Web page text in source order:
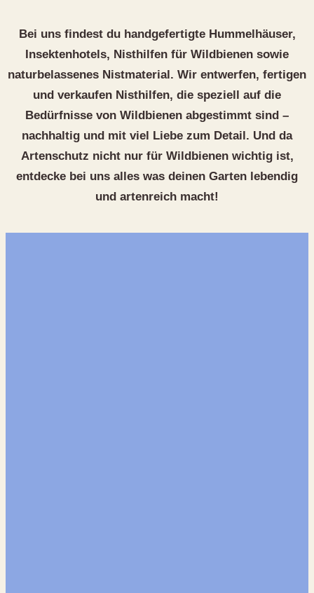
Bei uns findest du handgefertigte Hummelhäuser,
Insektenhotels, Nisthilfen für Wildbienen sowie
naturbelassenes Nistmaterial. Wir entwerfen, fertigen
und verkaufen Nisthilfen, die speziell auf die
Bedürfnisse von Wildbienen abgestimmt sind –
nachhaltig und mit viel Liebe zum Detail. Und da
Artenschutz nicht nur für Wildbienen wichtig ist,
entdecke bei uns alles was deinen Garten lebendig
und artenreich macht!